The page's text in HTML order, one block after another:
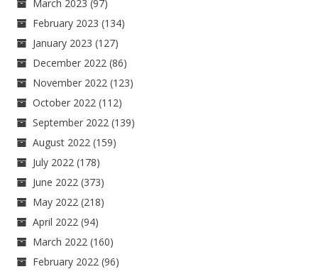
March 2023 (97)
February 2023 (134)
January 2023 (127)
December 2022 (86)
November 2022 (123)
October 2022 (112)
September 2022 (139)
August 2022 (159)
July 2022 (178)
June 2022 (373)
May 2022 (218)
April 2022 (94)
March 2022 (160)
February 2022 (96)